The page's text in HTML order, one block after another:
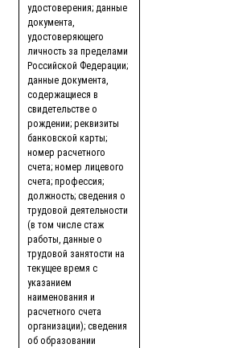
удостоверения; данные
документа,
удостоверяющего
личность за пределами
Российской Федерации;
данные документа,
содержащиеся в
свидетельстве о
рождении; реквизиты
банковской карты;
номер расчетного
счета; номер лицевого
счета; профессия;
должность; сведения о
трудовой деятельности
(в том числе стаж
работы, данные о
трудовой занятости на
текущее время с
указанием
наименования и
расчетного счета
организации); сведения
об образовании